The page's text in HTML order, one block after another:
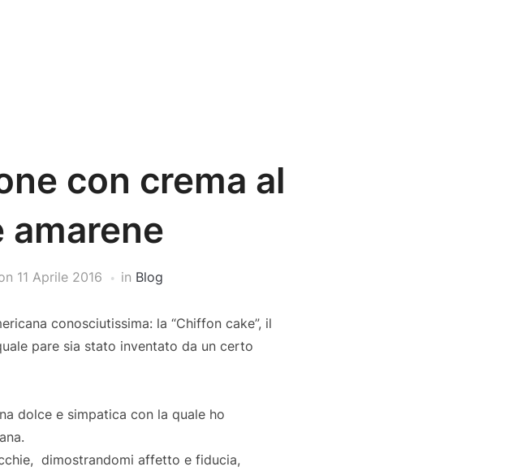
con crema al
amarene
11 Aprile 2016 in Blog
conosciutissima: la “Chiffon cake”, il
pare sia stato inventato da un certo
dolce e simpatica con la quale ho
dimostrandomi affetto e fiducia,